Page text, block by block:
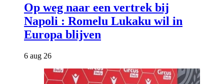
Op weg naar een vertrek bij
Napoli : Romelu Lukaku wil in
Europa blijven
6 aug 26